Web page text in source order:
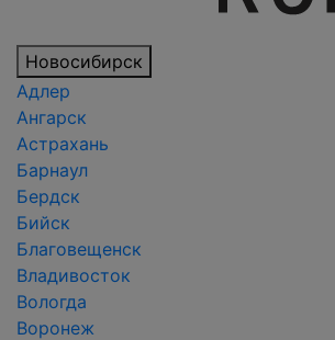
Новосибирск
Адлер
Ангарск
Астрахань
Барнаул
Бердск
Бийск
Благовещенск
Владивосток
Вологда
Воронеж